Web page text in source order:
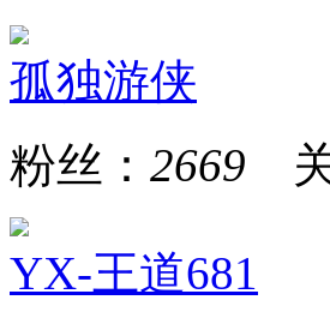
孤独游侠
粉丝： 2669 关
YX-王道681